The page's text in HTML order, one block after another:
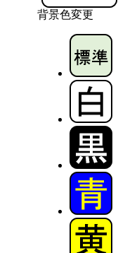
背景色変更